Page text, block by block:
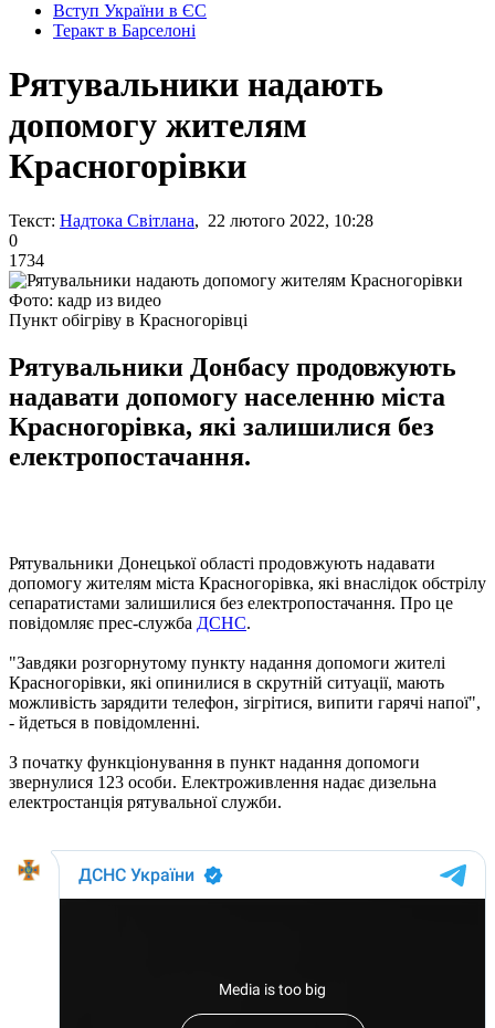
Вступ України в ЄС
Теракт в Барселоні
Рятувальники надають
допомогу жителям
Красногорівки
Текст: Надтока Світлана, 22 лютого 2022, 10:28
0
1734
Фото: кадр из видео
Пункт обігріву в Красногорівці
Рятувальники Донбасу продовжують
надавати допомогу населенню міста
Красногорівка, які залишилися без
електропостачання.
Рятувальники Донецької області продовжують надавати
допомогу жителям міста Красногорівка, які внаслідок обстрілу
сепаратистами залишилися без електропостачання. Про це
повідомляє прес-служба ДСНС.
"Завдяки розгорнутому пункту надання допомоги жителі
Красногорівки, які опинилися в скрутній ситуації, мають
можливість зарядити телефон, зігрітися, випити гарячі напої",
- йдеться в повідомленні.
З початку функціонування в пункт надання допомоги
звернулися 123 особи. Електроживлення надає дизельна
електростанція рятувальної служби.